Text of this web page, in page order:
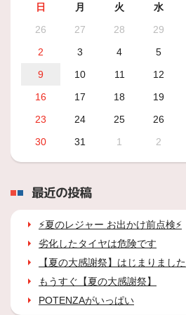
日 月 火 水
26
27 28 29
2
3 4 5
9
10 11 12
16
17 18 19
23
24 25 26
30
31 1 2
最近の投稿
⚡夏のレジャー お出かけ前点検⚡
劣化したタイヤは危険です
【夏の大感謝祭】はじまりました
もうすぐ【夏の大感謝祭】
POTENZAがいっぱい